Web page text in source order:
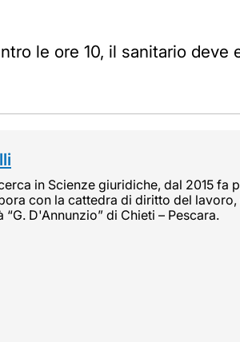
le ore 10, il sanitario deve
in Scienze giuridiche, dal 2015 fa
con la cattedra di diritto del
D'Annunzio” di Chieti – Pescara.